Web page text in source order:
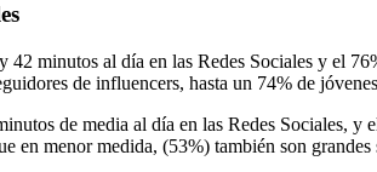
minutos al día en las Redes Sociales y el
de influencers, hasta un 74% de
de media al día en las Redes Sociales,
en menor medida, (53%) también son